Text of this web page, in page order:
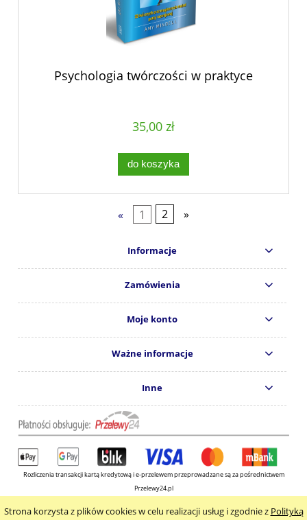
Strona korzysta z plików cookies w celu realizacji usług i zgodnie z Polityką
Psychologia twórczości w praktyce
35,00 zł
do koszyka
« 1 2 »
Informacje
Zamówienia
Moje konto
Ważne informacje
Inne
Rozliczenia transakcji kartą kredytową i e-przelewem przeprowadzane są za pośrednictwem
Przelewy24.pl